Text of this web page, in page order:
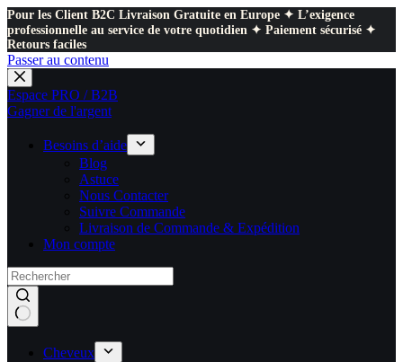
Pour les Client B2C Livraison Gratuite en Europe ✦ L’exigence
professionnelle au service de votre quotidien ✦ Paiement sécurisé ✦
Retours faciles
Passer au contenu
Espace PRO / B2B
Gagner de l'argent
Besoins d’aide
Blog
Astuce
Nous Contacter
Suivre Commande
Livraison de Commande & Expédition
Mon compte
Cheveux